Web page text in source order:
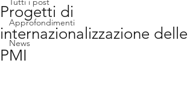
Approfondimenti
News
Progetti di
internazionalizzazione delle
PMI